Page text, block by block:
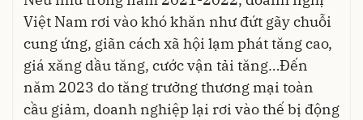
Việt Nam rơi vào khó khăn như đứt gãy chuỗi
cung ứng, giãn cách xã hội lạm phát tăng cao,
giá xăng dầu tăng, cước vận tải tăng…Đến
năm 2023 do tăng trưởng thương mại toàn
cầu giảm, doanh nghiệp lại rơi vào thế bị động